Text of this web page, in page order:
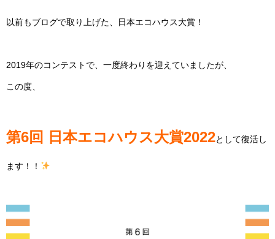
以前もブログで取り上げた、日本エコハウス大賞！
2019年のコンテストで、一度終わりを迎えていましたが、
この度、
第6回 日本エコハウス大賞2022として復活し
ます！！